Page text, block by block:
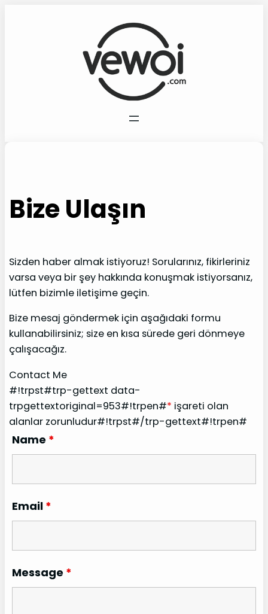
Bize Ulaşın
Sizden haber almak istiyoruz! Sorularınız, fikirleriniz
varsa veya bir şey hakkında konuşmak istiyorsanız,
lütfen bizimle iletişime geçin.
Bize mesaj göndermek için aşağıdaki formu
kullanabilirsiniz; size en kısa sürede geri dönmeye
çalışacağız.
Contact Me
#!trpst#trp-gettext data-
trpgettextoriginal=953#!trpen#* işareti olan
alanlar zorunludur#!trpst#/trp-gettext#!trpen#
Name *
Email *
Message *